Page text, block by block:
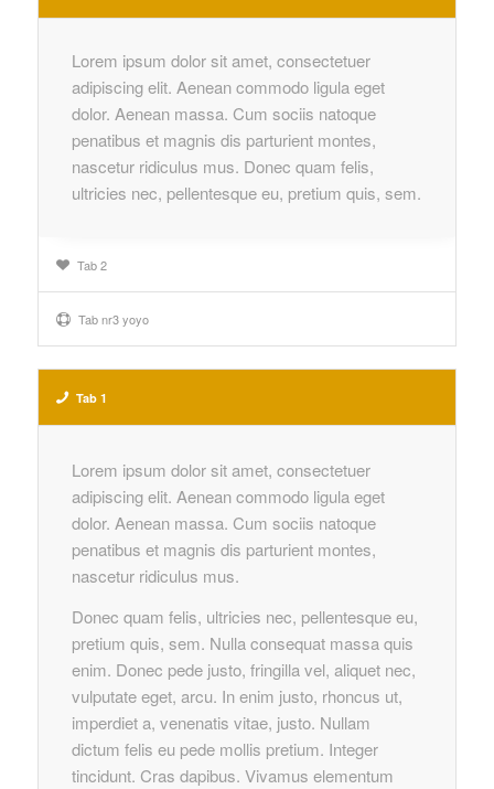
Lorem ipsum dolor sit amet, consectetuer
adipiscing elit. Aenean commodo ligula eget
dolor. Aenean massa. Cum sociis natoque
penatibus et magnis dis parturient montes,
nascetur ridiculus mus. Donec quam felis,
ultricies nec, pellentesque eu, pretium quis, sem.
Tab 2
Tab nr3 yoyo
Tab 1
Lorem ipsum dolor sit amet, consectetuer
adipiscing elit. Aenean commodo ligula eget
dolor. Aenean massa. Cum sociis natoque
penatibus et magnis dis parturient montes,
nascetur ridiculus mus.
Donec quam felis, ultricies nec, pellentesque eu,
pretium quis, sem. Nulla consequat massa quis
enim. Donec pede justo, fringilla vel, aliquet nec,
vulputate eget, arcu. In enim justo, rhoncus ut,
imperdiet a, venenatis vitae, justo. Nullam
dictum felis eu pede mollis pretium. Integer
tincidunt. Cras dapibus. Vivamus elementum